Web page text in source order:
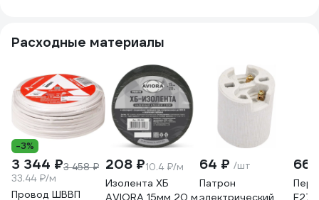
световой поток
10000 лм
(люмен),
холодный белый
6500К 661082
Расходные материалы
-3%
3 344 ₽3 458 ₽
33.44 ₽/м
Провод ШВВП
208 ₽10.4 ₽/м
Изолента ХБ
AVIORA 15мм 20 м
64 ₽ /шт
Патрон
электрический
66
E27-